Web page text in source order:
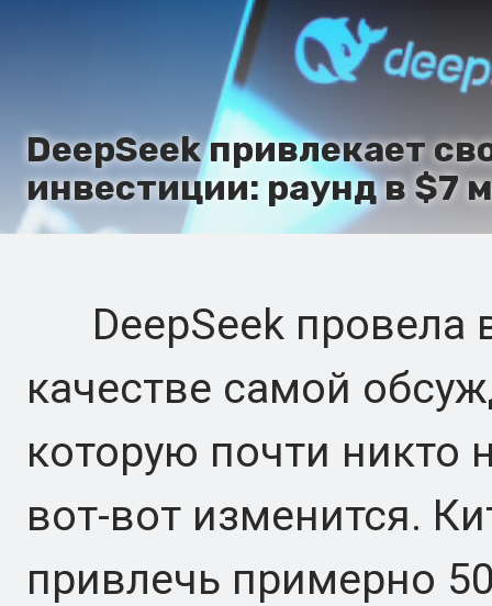
DeepSeek привлекает
инвестиции: раунд в $7
DeepSeek провела
качестве самой
которую почти никто
вот-вот изменится.
привлечь примерно